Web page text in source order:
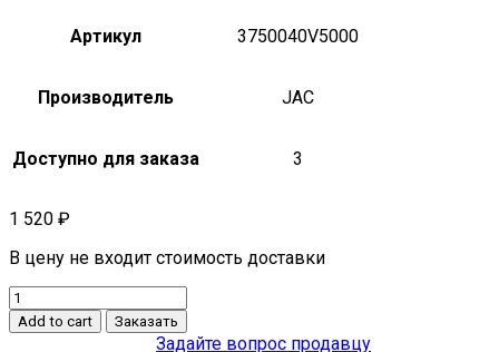
Артикул 3750040V5000
Производитель JAC
Доступно для заказа 3
1 520 ₽
В цену не входит стоимость доставки
Кнопка
стеклоподъемника
1
Add to cart Заказать
Задайте вопрос продавцу